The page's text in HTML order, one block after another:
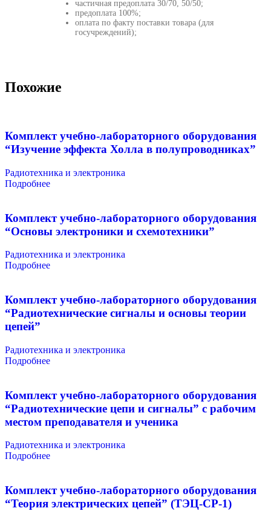
частичная предоплата 30/70, 50/50;
предоплата 100%;
оплата по факту поставки товара (для
госучреждений);
Похожие
Комплект учебно-лабораторного оборудования
“Изучение эффекта Холла в полупроводниках”
Радиотехника и электроника
Подробнее
Комплект учебно-лабораторного оборудования
“Основы электроники и схемотехники”
Радиотехника и электроника
Подробнее
Комплект учебно-лабораторного оборудования
“Радиотехнические сигналы и основы теории
цепей”
Радиотехника и электроника
Подробнее
Комплект учебно-лабораторного оборудования
“Радиотехнические цепи и сигналы” с рабочим
местом преподавателя и ученика
Радиотехника и электроника
Подробнее
Комплект учебно-лабораторного оборудования
“Теория электрических цепей” (ТЭЦ-СР-1)